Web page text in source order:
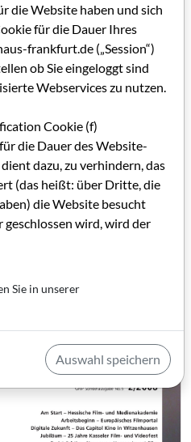
Spielfilm,
die Website haben und sich
für die Dauer Ihres
frankfurt.de („Session“)
ob Sie eingeloggt sind
Webservices zu nutzen.
Cookie (f)
die Dauer des Website-
dazu, zu verhindern, das
(das heißt: über Dritte, die
die Website besucht
wird, wird der
Sie in unserer
Auswahl speichern